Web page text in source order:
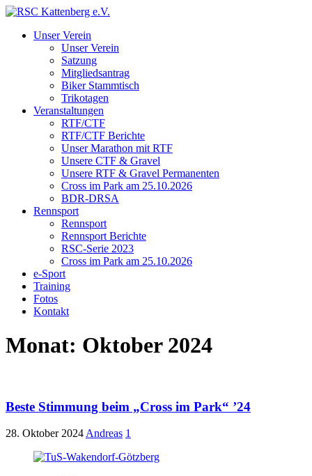
Unser Verein
Unser Verein
Satzung
Mitgliedsantrag
Biker Stammtisch
Trikotagen
Veranstaltungen
RTF/CTF
RTF/CTF Berichte
Unser Marathon mit RTF
Unsere CTF & Gravel
Unsere RTF & Gravel Permanenten
Cross im Park am 25.10.2026
BDR-DRSA
Rennsport
Rennsport
Rennsport Berichte
RSC-Serie 2023
Cross im Park am 25.10.2026
e-Sport
Training
Fotos
Kontakt
Monat: Oktober 2024
Beste Stimmung beim „Cross im Park“ ’24
28. Oktober 2024 Andreas 1